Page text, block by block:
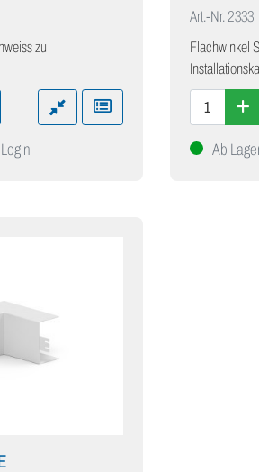
zu
Art.-Nr.2333
Flachwinkel
Ab